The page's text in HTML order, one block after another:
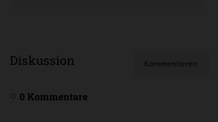
Diskussion Kommentieren
0 Kommentare